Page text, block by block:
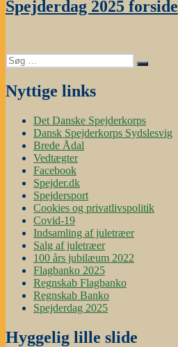
Spejderdag 2025 forside
Søg
efter:
Søg
Nyttige links
Det Danske Spejderkorps
Dansk Spejderkorps Sydslesvig
Brede Ådal
Vedtægter
Facebook
Spejder.dk
Spejdersport
Cookies og privatlivspolitik
Covid-19
Indsamling af juletræer
Salg af juletræer
100 års jubilæum 2022
Flagbanko 2025
Regnskab Flagbanko
Regnskab Banko
Spejderdag 2025
Hyggelig lille slide